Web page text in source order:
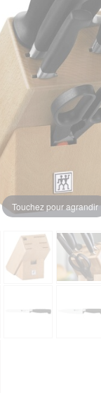
Touchez pour agrandir